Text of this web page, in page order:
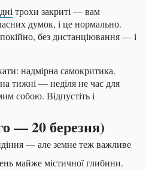
трохи закриті — вам
думок, і це нормально.
без дистанціювання — і
надмірна самокритика.
тижні — неділя не час для
собою. Відпустіть і
— 20 березня)
— але земне теж важливе
майже містичної глибини.